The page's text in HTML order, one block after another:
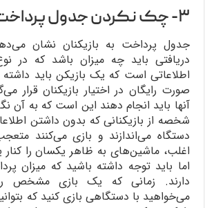
۳- چک نکردن جدول پرداخت
جدول پرداخت به بازیکنان نشان
دریافتی باید چه میزان باشد که در
اطلاعاتی است که یک بازیکن باید
صورت رایگان در اختیار بازیکنان قرار
آنها باید انجام دهند این است که به آن
شخصه از بازیکنانی که بدون داشتن
دستگاه می‌اندازند و بازی می‌کنند
اغلب، ماشین‌های به ظاهر یکسان را کنار
اما باید توجه داشته باشید که میزان
دارند. زمانی که یک بازی مشخص را
می‌خواهید با دستگاهی بازی کنید که